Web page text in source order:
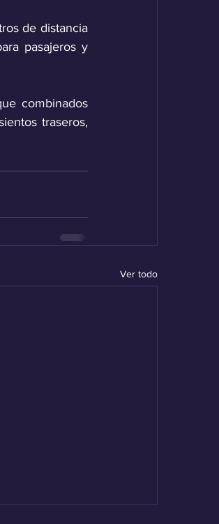
de distancia
pasajeros y
combinados
traseros,
Ver todo